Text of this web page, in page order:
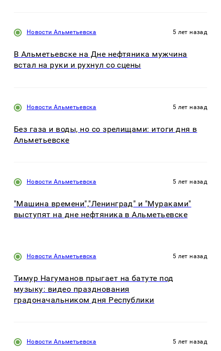
Новости Альметьевска 5 лет назад
В Альметьевске на Дне нефтяника мужчина
встал на руки и рухнул со сцены
Новости Альметьевска 5 лет назад
Без газа и воды, но со зрелищами: итоги дня в
Альметьевске
Новости Альметьевска 5 лет назад
"Машина времени","Ленинград" и "Мураками"
выступят на дне нефтяника в Альметьевске
Новости Альметьевска 5 лет назад
Тимур Нагуманов прыгает на батуте под
музыку: видео празднования
градоначальником дня Республики
Новости Альметьевска 5 лет назад